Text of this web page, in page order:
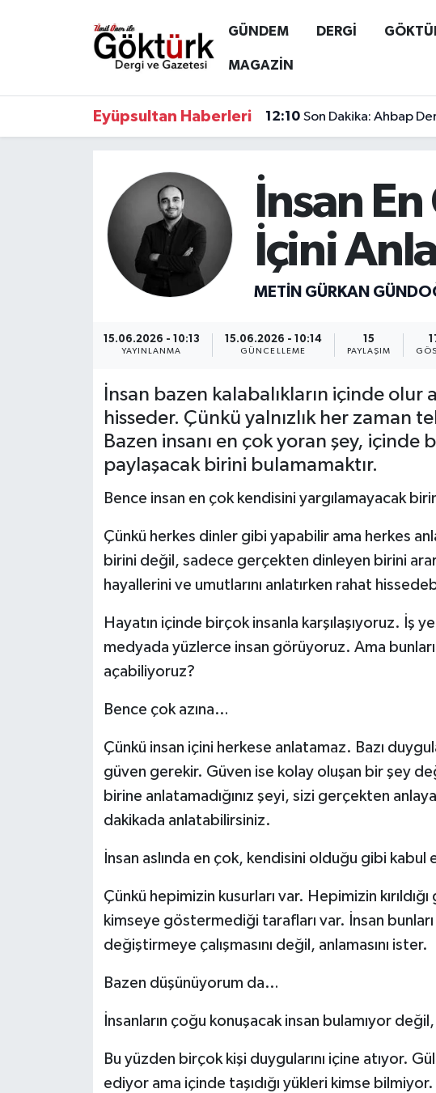
GÜNDEM DERGİ
MAGAZİN
Eyüpsultan Haberleri 12:10 Son Dakika: Ahbap
İnsan
İçini
METIN GÜRKAN
15.06.2026 - 10:13
YAYINLANMA
15.06.2026 - 10:14
GÜNCELLEME
15
PAYLAŞIM
İnsan bazen kalabalıkların içinde olur
hisseder. Çünkü yalnızlık her zaman
Bazen insanı en çok yoran şey, içinde
paylaşacak birini bulamamaktır.
Bence insan en çok kendisini yargılamayacak
Çünkü herkes dinler gibi yapabilir ama herkes
birini değil, sadece gerçekten dinleyen birini arar.
hayallerini ve umutlarını anlatırken rahat
Hayatın içinde birçok insanla karşılaşıyoruz. İş
medyada yüzlerce insan görüyoruz. Ama
açabiliyoruz?
Bence çok azına…
Çünkü insan içini herkese anlatamaz. Bazı
güven gerekir. Güven ise kolay oluşan bir şey
birine anlatamadığınız şeyi, sizi gerçekten
dakikada anlatabilirsiniz.
İnsan aslında en çok, kendisini olduğu gibi
Çünkü hepimizin kusurları var. Hepimizin
kimseye göstermediği tarafları var. İnsan bunları
değiştirmeye çalışmasını değil, anlamasını ister.
Bazen düşünüyorum da…
İnsanların çoğu konuşacak insan bulamıyor
Bu yüzden birçok kişi duygularını içine atıyor.
ediyor ama içinde taşıdığı yükleri kimse
Anne Çocuk
KEMERBURGAZ
KÜLTÜR - SANAT
MAGAZİN
Eyüpsultan Hava Durumu
Tüm Manşetler
Son Dakika Haberleri
Haber Arşivi